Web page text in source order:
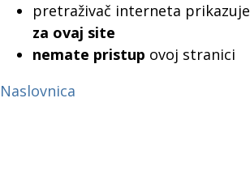
pretraživač interneta prikazuje
za ovaj site
nemate pristup ovoj stranici
Naslovnica